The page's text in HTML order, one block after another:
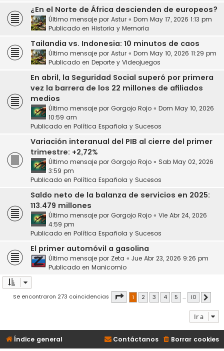
¿En el Norte de África descienden de europeos?
Último mensaje por Astur « Dom May 17, 2026 1:13 pm
Publicado en Historia y Memoria
Tailandia vs. Indonesia: 10 minutos de caos
Último mensaje por Astur « Dom May 10, 2026 11:29 pm
Publicado en Deporte y Videojuegos
En abril, la Seguridad Social superó por primera
vez la barrera de los 22 millones de afiliados
medios
Último mensaje por Gorgojo Rojo « Dom May 10, 2026
10:59 am
Publicado en Política Española y Sucesos
Variación interanual del PIB al cierre del primer
trimestre: +2,72%
Último mensaje por Gorgojo Rojo « Sab May 02, 2026
3:59 pm
Publicado en Política Española y Sucesos
Saldo neto de la balanza de servicios en 2025:
113.479 millones
Último mensaje por Gorgojo Rojo « Vie Abr 24, 2026
4:59 pm
Publicado en Política Española y Sucesos
El primer automóvil a gasolina
Último mensaje por Zeta « Jue Abr 23, 2026 9:26 pm
Publicado en Manicomio
Se encontraron 273 coincidencias Página de 10
1 2 3 4 5 … 10
Ir a
Índice general Borrar cookies
Contáctanos